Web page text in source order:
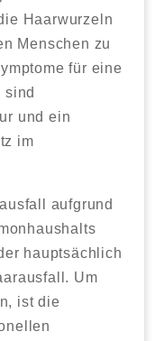
Haarwurzeln
Menschen zu
für eine
sind
und ein
im
aufgrund
hauptsächlich
Um
ist die